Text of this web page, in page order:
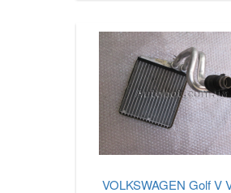
VOLKSWAGEN Golf V